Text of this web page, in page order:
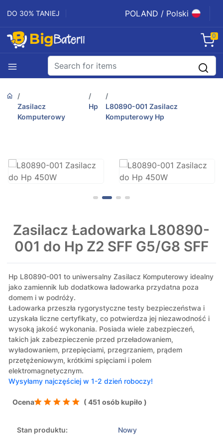
DO 30% TANIEJ POLAND / Polski
0
Zasilacz
Komputerowy
Hp
L80890-001 Zasilacz
Komputerowy Hp
Zasilacz Ładowarka L80890-
001 do Hp Z2 SFF G5/G8 SFF
Hp L80890-001 to uniwersalny Zasilacz Komputerowy idealny
jako zamiennik lub dodatkowa ładowarka przydatna poza
domem i w podróży.
Ładowarka przeszła rygorystyczne testy bezpieczeństwa i
uzyskała liczne certyfikaty, co potwierdza jej niezawodność i
wysoką jakość wykonania. Posiada wiele zabezpieczeń,
takich jak zabezpieczenie przed przeładowaniem,
wyładowaniem, przepięciami, przegrzaniem, prądem
przetężeniowym, krótkimi spięciami i polem
elektromagnetycznym.
Wysyłamy najczęściej w 1-2 dzień roboczy!
Ocena ( 451 osób kupiło )
Stan produktu: Nowy